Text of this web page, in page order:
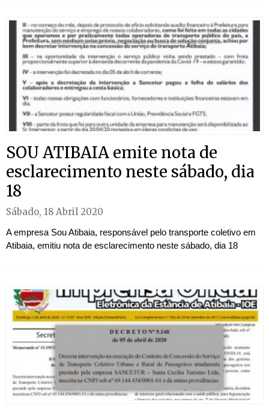
SOU ATIBAIA emite nota de
esclarecimento neste sábado, dia
18
Sábado, 18 Abril 2020
A empresa Sou Atibaia, responsável pelo transporte coletivo em
Atibaia, emitiu nota de esclarecimento neste sábado, dia 18